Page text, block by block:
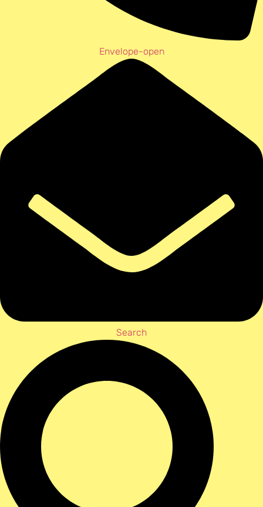
Envelope-open
Search